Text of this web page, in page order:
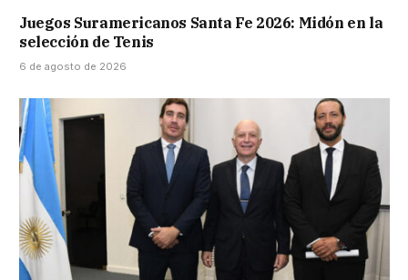
Juegos Suramericanos Santa Fe 2026: Midón en la
selección de Tenis
6 de agosto de 2026